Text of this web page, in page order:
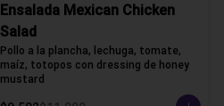
Ensalada Mexican Chicken
Salad
Pollo a la plancha, lechuga, tomate,
maíz, totopos con dressing de honey
mustard